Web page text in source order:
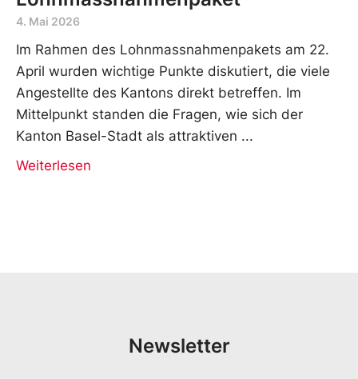
4. Mai 2026
Im Rahmen des Lohnmassnahmenpakets am 22.
April wurden wichtige Punkte diskutiert, die viele
Angestellte des Kantons direkt betreffen. Im
Mittelpunkt standen die Fragen, wie sich der
Kanton Basel-Stadt als attraktiven
Weiterlesen
Newsletter